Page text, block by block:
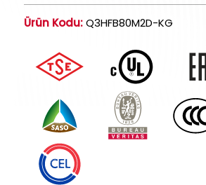
Ürün Kodu:Q3HFB80M2D-KG